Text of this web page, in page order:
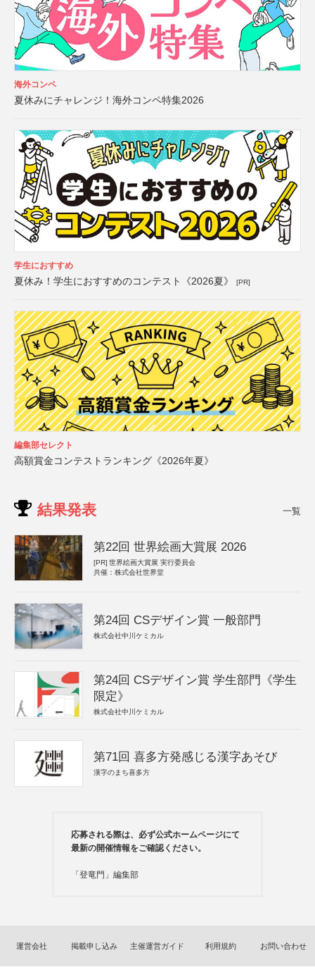
海外コンペ
夏休みにチャレンジ！海外コンペ特集2026
学生におすすめ
夏休み！学生におすすめのコンテスト《2026夏》 [PR]
編集部セレクト
高額賞金コンテストランキング《2026年夏》
結果発表 一覧
第22回 世界絵画大賞展 2026
[PR] 世界絵画大賞展 実行委員会
共催：株式会社世界堂
第24回 CSデザイン賞 一般部門
株式会社中川ケミカル
第24回 CSデザイン賞 学生部門《学生
限定》
株式会社中川ケミカル
第71回 喜多方発感じる漢字あそび
漢字のまち喜多方
応募される際は、必ず公式ホームページにて
最新の開催情報をご確認ください。
「登竜門」編集部
運営会社 掲載申し込み 主催運営ガイド 利用規約 お問い合わせ